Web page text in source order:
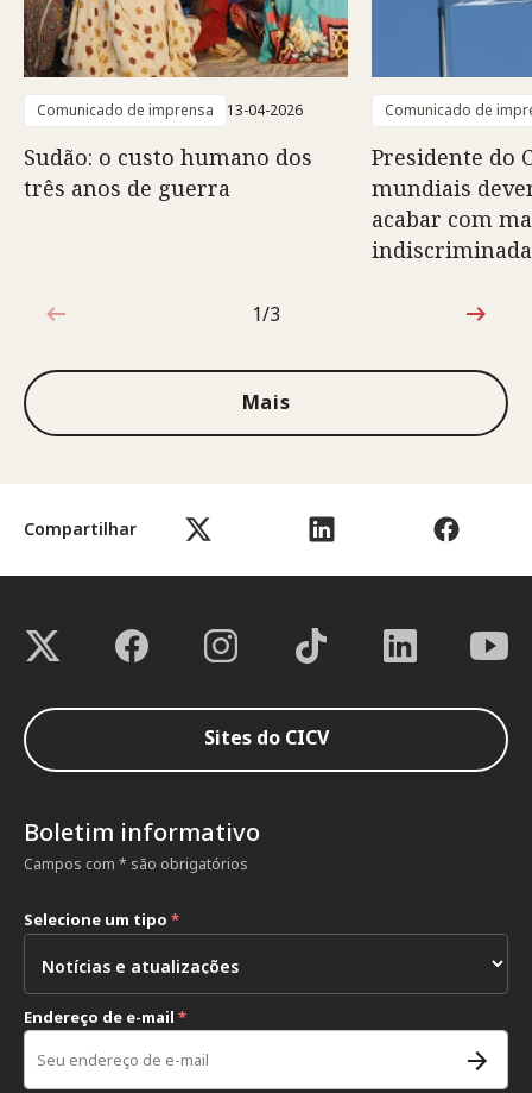
Compartilhar
Comunicado de imprensa 13-04-2026
Sudão: o custo humano dos
três anos de guerra
Comunicado de
Presidente do
mundiais
acabar com
1 de 3
1/3
Mais
Sites do CICV
Boletim informativo
Campos com * são obrigatórios
Selecione um tipo *
Endereço de e-mail *